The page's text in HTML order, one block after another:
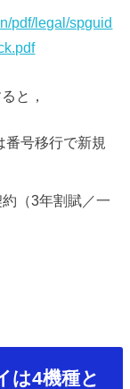
pdf/legal/spguid
と，
番号移行で新規
（3年割賦／一
は4機種と